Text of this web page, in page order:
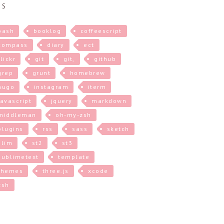
booklog
coffeescript
diary
ect
git git,
github
grunt
homebrew
instagram
iterm
jquery
markdown
oh-my-zsh
rss sass
sketch
st2
st3
template
three.js
xcode